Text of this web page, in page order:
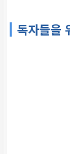
독자들을